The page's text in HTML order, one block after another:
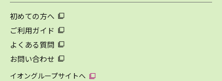
初めての方へ
ご利用ガイド
よくある質問
お問い合わせ
イオングループサイトへ